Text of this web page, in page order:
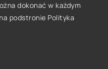
dokonać w każdym
podstronie Polityka